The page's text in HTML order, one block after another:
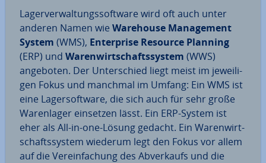
La­ger­ver­wal­tungs­soft­ware wird oft auch unter
anderen Namen wie Warehouse Ma­nage­ment
System (WMS), En­ter­pri­se Resource Planning
(ERP) und Wa­ren­wirt­schafts­sys­tem (WWS)
angeboten. Der Un­ter­schied liegt meist im je­wei­li­
gen Fokus und manchmal im Umfang: Ein WMS ist
eine La­ger­soft­ware, die sich auch für sehr große
Wa­ren­la­ger einsetzen lässt. Ein ERP-System ist
eher als All-in-one-Lösung gedacht. Ein Wa­ren­wirt­
schafts­sys­tem wiederum legt den Fokus vor allem
auf die Ver­ein­fa­chung des Ab­ver­kaufs und die